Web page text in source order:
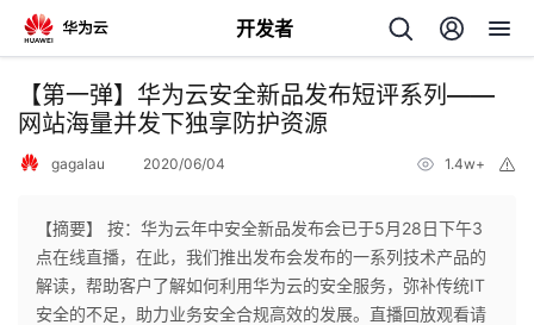
开发者
返
回
个
【第一弹】华为云安全新品发布短评系列——
网站海量并发下独享防护资源
gagalau 2020/06/04 1.4w+
【摘要】 按：华为云年中安全新品发布会已于5月28日下午3
点在线直播，在此，我们推出发布会发布的一系列技术产品的
解读，帮助客户了解如何利用华为云的安全服务，弥补传统IT
安全的不足，助力业务安全合规高效的发展。直播回放观看请